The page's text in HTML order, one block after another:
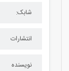
شابک:
انتشارات
نویسنده